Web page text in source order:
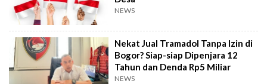
NEWS
Nekat Jual Tramadol Tanpa Izin di
Bogor? Siap-siap Dipenjara 12
Tahun dan Denda Rp5 Miliar
NEWS